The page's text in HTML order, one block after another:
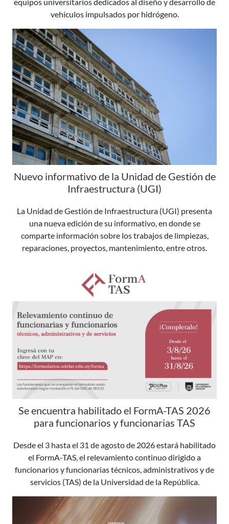
vehículos impulsados por hidrógeno.
Nuevo informativo de la Unidad de Gestión de
Infraestructura (UGI)
La Unidad de Gestión de Infraestructura (UGI) presenta
una nueva edición de su informativo, en donde se
comparte información sobre los trabajos de limpiezas,
reparaciones, proyectos, mantenimiento, entre otros.
Se encuentra habilitado el FormA-TAS 2026
para funcionarios y funcionarias TAS
Desde el 3 hasta el 31 de agosto de 2026 estará habilitado
el FormA-TAS, el relevamiento continuo dirigido a
funcionarios y funcionarias técnicos, administrativos y de
servicios (TAS) de la Universidad de la República.